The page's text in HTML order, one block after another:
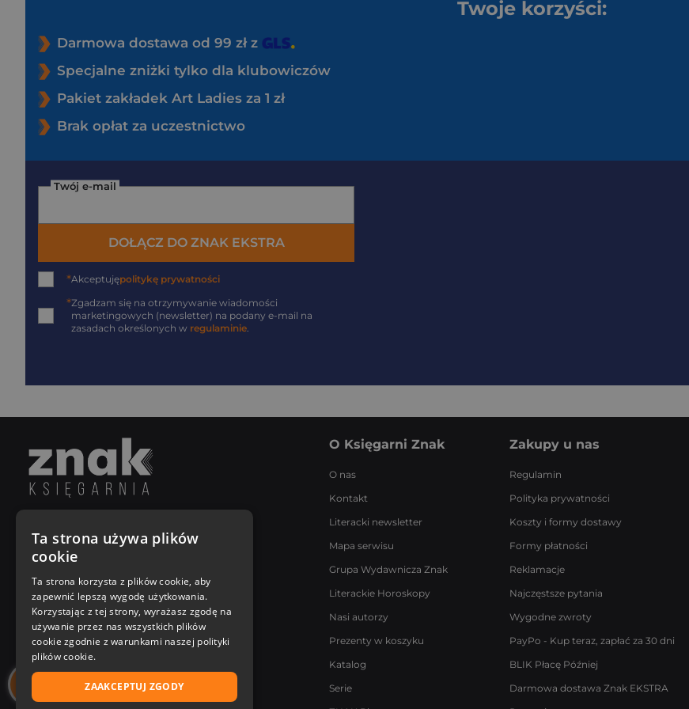
Twoje korzyści:
Darmowa dostawa od 99 zł z
Specjalne zniżki tylko dla klubowiczów
Pakiet zakładek Art Ladies za 1 zł
Brak opłat za uczestnictwo
Twój e-mail
DOŁĄCZ DO ZNAK EKSTRA
*Akceptujępolitykę prywatności
*Zgadzam się na otrzymywanie wiadomości
marketingowych (newsletter) na podany e-mail na
zasadach określonych w regulaminie.
Poniedziałek - Piątek
8:00 - 18:00
[email protected]
Bądź z nami na bieżąco
O Księgarni Znak
O nas
Kontakt
Literacki newsletter
Mapa serwisu
Grupa Wydawnicza Znak
Literackie Horoskopy
Nasi autorzy
Prezenty w koszyku
Katalog
Serie
Zakupy u nas
Regulamin
Polityka prywatności
Koszty i formy dostawy
Formy płatności
Reklamacje
Najczęstsze pytania
Wygodne zwroty
PayPo - Kup teraz, zapłać za 30 dni
BLIK Płacę Później
Darmowa dostawa Znak EKSTRA
Ta strona używa plików
cookie
Ta strona korzysta z plików cookie, aby
zapewnić lepszą wygodę użytkowania.
Korzystając z tej strony, wyrażasz zgodę na
używanie przez nas wszystkich plików
cookie zgodnie z warunkami naszej polityki
plików cookie.
ZAAKCEPTUJ ZGODY